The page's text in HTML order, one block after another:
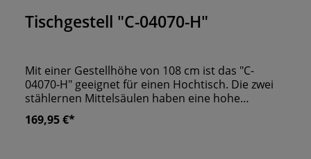
Tischgestell "C-04070-H"
Mit einer Gestellhöhe von 108 cm ist das "C-
04070-H" geeignet für einen Hochtisch. Die zwei
stählernen Mittelsäulen haben eine hohe
Tragkraft und sind für große Tischplatten
konzipiert. Die flache, eckige Bodenplatte besteht
169,95 €*